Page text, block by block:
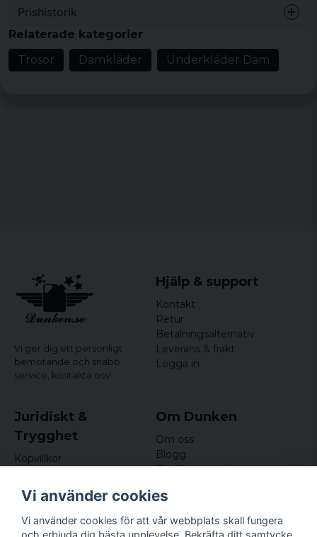
Prishistorik
Relaterade kategorier
Trosor
Damkläder Underkläder Dam
Vi ger dig ett personligt
bemötande och snabb
service, kontakta oss!
Hjälp & support
Kontakt
Retur
Betalningsalternativ
Leverans & frakt
Logga in
Juridiskt &
Trygghet
Köpvillkor
Om cookies
Om Dunken
Om oss
Blogg
Omdömen och
Nyhetsbrev
Kundklubb
Vi använder cookies
Vi använder cookies för att vår webbplats skall fungera
och erbjuda dig bästa upplevelse. Bekräfta ditt samtycke